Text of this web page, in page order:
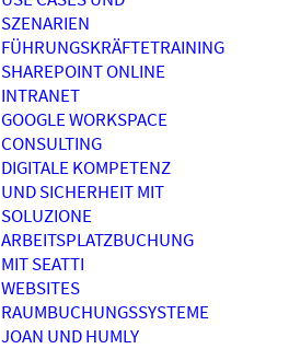
SZENARIEN
FÜHRUNGSKRÄFTETRAINING
SHAREPOINT ONLINE
INTRANET
GOOGLE WORKSPACE
CONSULTING
DIGITALE KOMPETENZ
UND SICHERHEIT MIT
SOLUZIONE
ARBEITSPLATZBUCHUNG
MIT SEATTI
WEBSITES
RAUMBUCHUNGSSYSTEME
JOAN UND HUMLY